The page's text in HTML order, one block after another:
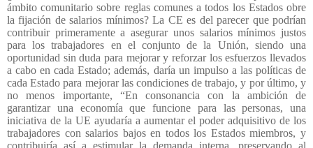
ámbito comunitario sobre reglas comunes a todos los Estados obre
la fijación de salarios mínimos? La CE es del parecer que podrían
contribuir primeramente a asegurar unos salarios mínimos justos
para los trabajadores en el conjunto de la Unión, siendo una
oportunidad sin duda para mejorar y reforzar los esfuerzos llevados
a cabo en cada Estado; además, daría un impulso a las políticas de
cada Estado para mejorar las condiciones de trabajo, y por último, y
no menos importante, “En consonancia con la ambición de
garantizar una economía que funcione para las personas, una
iniciativa de la UE ayudaría a aumentar el poder adquisitivo de los
trabajadores con salarios bajos en todos los Estados miembros, y
contribuiría así a estimular la demanda interna, preservando al